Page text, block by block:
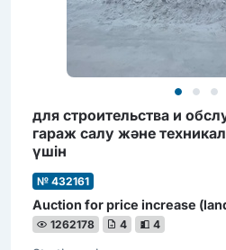
для строительства и
гараж салу және
үшін
№ 432161
Auction for price increase
1262178 4 4